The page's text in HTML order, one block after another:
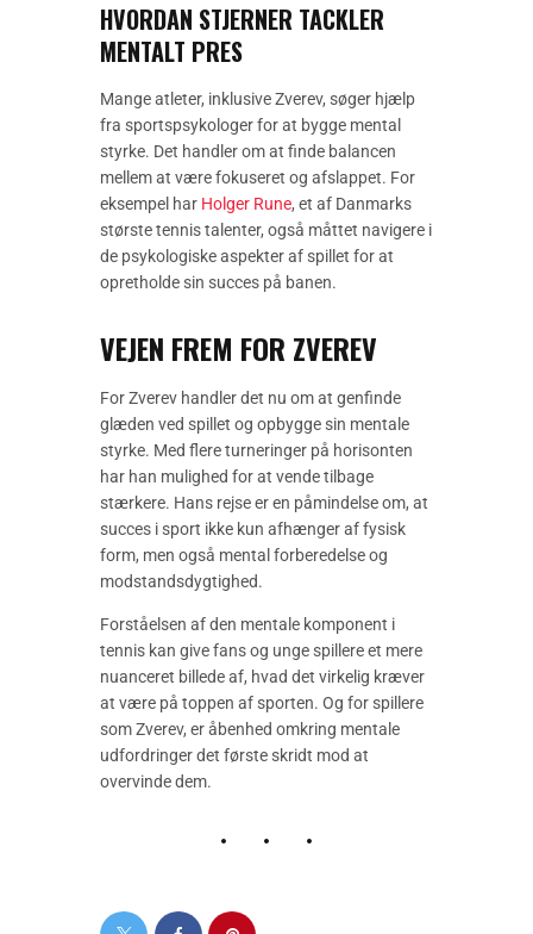
HVORDAN STJERNER TACKLER
MENTALT PRES
Mange atleter, inklusive Zverev, søger hjælp
fra sportspsykologer for at bygge mental
styrke. Det handler om at finde balancen
mellem at være fokuseret og afslappet. For
eksempel har Holger Rune, et af Danmarks
største tennis talenter, også måttet navigere i
de psykologiske aspekter af spillet for at
opretholde sin succes på banen.
VEJEN FREM FOR ZVEREV
For Zverev handler det nu om at genfinde
glæden ved spillet og opbygge sin mentale
styrke. Med flere turneringer på horisonten
har han mulighed for at vende tilbage
stærkere. Hans rejse er en påmindelse om, at
succes i sport ikke kun afhænger af fysisk
form, men også mental forberedelse og
modstandsdygtighed.
Forståelsen af den mentale komponent i
tennis kan give fans og unge spillere et mere
nuanceret billede af, hvad det virkelig kræver
at være på toppen af sporten. Og for spillere
som Zverev, er åbenhed omkring mentale
udfordringer det første skridt mod at
overvinde dem.